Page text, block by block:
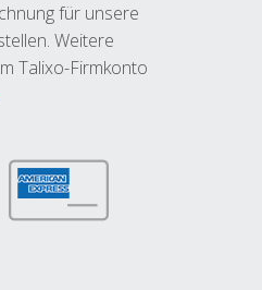
für unsere
Weitere
Talixo-Firmkonto